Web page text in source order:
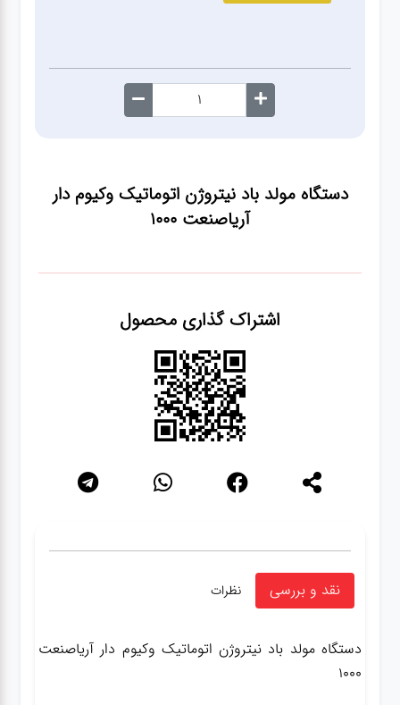
معاینه
دستگاه مولد باد نیتروژن اتوماتیک وکیوم دار
آریاصنعت 1000
اشتراک گذاری محصول
نقد و بررسی نظرات
دستگاه مولد باد نیتروژن اتوماتیک وکیوم دار آریاصنعت
1000